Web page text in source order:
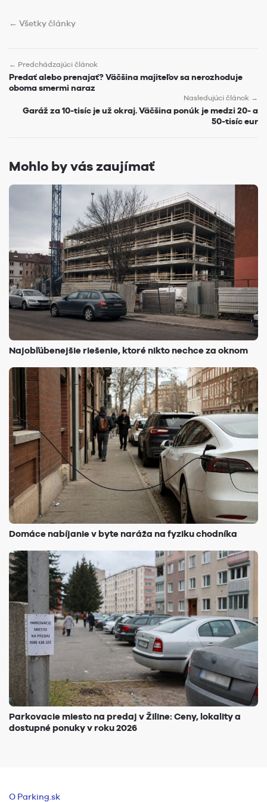
← Všetky články
← Predchádzajúci článok
Predať alebo prenajať? Väčšina majiteľov sa nerozhoduje
oboma smermi naraz
Nasledujúci článok →
Garáž za 10-tisíc je už okraj. Väčšina ponúk je medzi 20- a
50-tisíc eur
Mohlo by vás zaujímať
Najobľúbenejšie riešenie, ktoré nikto nechce za oknom
Domáce nabíjanie v byte naráža na fyziku chodníka
Parkovacie miesto na predaj v Žiline: Ceny, lokality a
dostupné ponuky v roku 2026
O Parking.sk